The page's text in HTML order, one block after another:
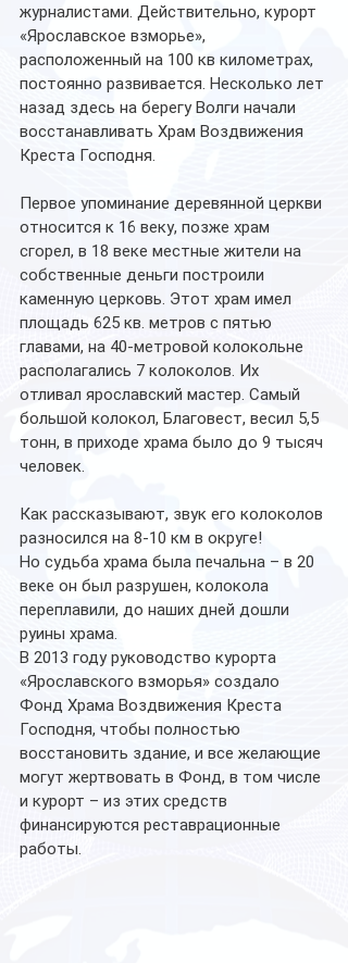
журналистами. Действительно, курорт
«Ярославское взморье»,
расположенный на 100 кв километрах,
постоянно развивается. Несколько лет
назад здесь на берегу Волги начали
восстанавливать Храм Воздвижения
Креста Господня.
Первое упоминание деревянной церкви
относится к 16 веку, позже храм
сгорел, в 18 веке местные жители на
собственные деньги построили
каменную церковь. Этот храм имел
площадь 625 кв. метров с пятью
главами, на 40-метровой колокольне
располагались 7 колоколов. Их
отливал ярославский мастер. Самый
большой колокол, Благовест, весил 5,5
тонн, в приходе храма было до 9 тысяч
человек.
Как рассказывают, звук его колоколов
разносился на 8-10 км в округе!
Но судьба храма была печальна – в 20
веке он был разрушен, колокола
переплавили, до наших дней дошли
руины храма.
В 2013 году руководство курорта
«Ярославского взморья» создало
Фонд Храма Воздвижения Креста
Господня, чтобы полностью
восстановить здание, и все желающие
могут жертвовать в Фонд, в том числе
и курорт – из этих средств
финансируются реставрационные
работы.